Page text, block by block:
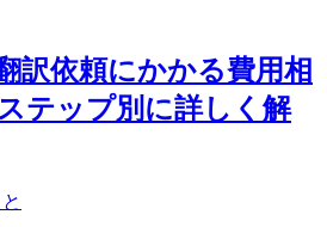
訳依頼にかかる費用相
テップ別に詳しく解